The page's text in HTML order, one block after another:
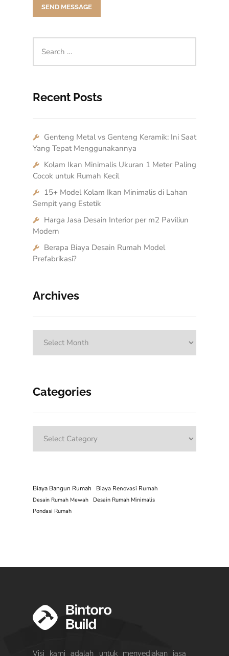
Recent Posts
Genteng Metal vs Genteng Keramik: Ini Saat
Yang Tepat Menggunakannya
Kolam Ikan Minimalis Ukuran 1 Meter Paling
Cocok untuk Rumah Kecil
15+ Model Kolam Ikan Minimalis di Lahan
Sempit yang Estetik
Harga Jasa Desain Interior per m2 Paviliun
Modern
Berapa Biaya Desain Rumah Model
Prefabrikasi?
Archives
Categories
Biaya Bangun Rumah Biaya Renovasi Rumah
Desain Rumah Mewah
Desain Rumah Minimalis
Pondasi Rumah
Visi kami adalah untuk menyediakan jasa